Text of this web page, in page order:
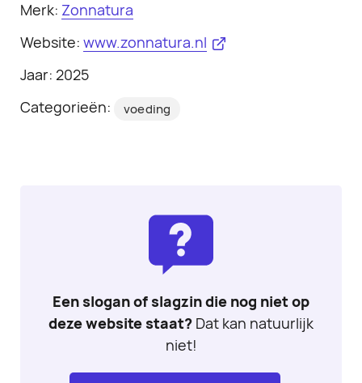
Merk: Zonnatura
Website: www.zonnatura.nl
Jaar: 2025
Categorieën:
voeding
Een slogan of slagzin die nog niet op
deze website staat? Dat kan natuurlijk
niet!